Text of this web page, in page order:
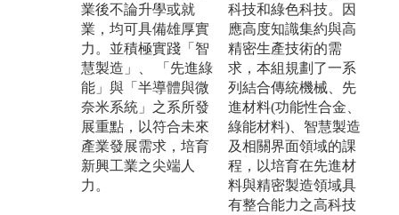
業後不論升學或就
業，均可具備雄厚實
力。並積極實踐「智
慧製造」、 「先進綠
能」與「半導體與微
奈米系統」之系所發
展重點，以符合未來
產業發展需求，培育
新興工業之尖端人
力。
科技和綠色科技。因
應高度知識集約與高
精密生產技術的需
求，本組規劃了一系
列結合傳統機械、先
進材料(功能性合金、
綠能材料)、智慧製造
及相關界面領域的課
程，以培育在先進材
料與精密製造領域具
有整合能力之高科技